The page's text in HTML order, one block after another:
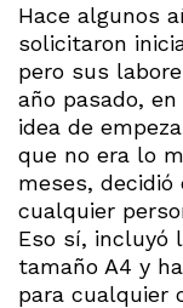
Hace algunos
solicitaron
pero sus
año pasado,
idea de
que no era lo
meses, decidió
cualquier
Eso sí, incluyó
tamaño A4 y
para cualquier